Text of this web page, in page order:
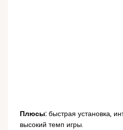
Плюсы:быстрая установка,
высокий темп игры.